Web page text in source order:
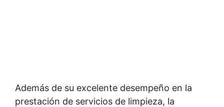
Además de su excelente desempeño en la
prestación de servicios de limpieza, la